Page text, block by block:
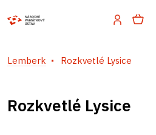
Lemberk Rozkvetlé Lysice
Rozkvetlé Lysice